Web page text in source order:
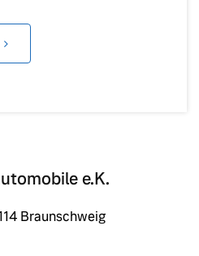
e.K.
Braunschweig